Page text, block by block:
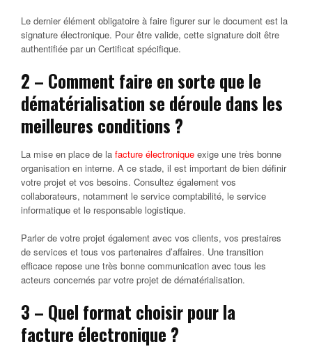
Le dernier élément obligatoire à faire figurer sur le document est la
signature électronique. Pour être valide, cette signature doit être
authentifiée par un Certificat spécifique.
2 – Comment faire en sorte que le
dématérialisation se déroule dans les
meilleures conditions ?
La mise en place de la facture électronique exige une très bonne
organisation en interne. A ce stade, il est important de bien définir
votre projet et vos besoins. Consultez également vos
collaborateurs, notamment le service comptabilité, le service
informatique et le responsable logistique.
Parler de votre projet également avec vos clients, vos prestaires
de services et tous vos partenaires d’affaires. Une transition
efficace repose une très bonne communication avec tous les
acteurs concernés par votre projet de dématérialisation.
3 – Quel format choisir pour la
facture électronique ?